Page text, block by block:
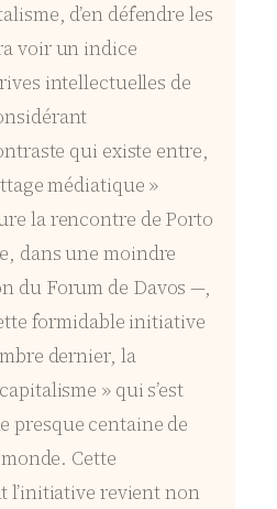
d’en défendre les
voir un indice
intellectuelles de
qui existe entre,
médiatique »
la rencontre de Porto
dans une moindre
du Forum de Davos —,
formidable initiative
dernier, la
» qui s’est
presque centaine de
Cette
l’initiative revient non